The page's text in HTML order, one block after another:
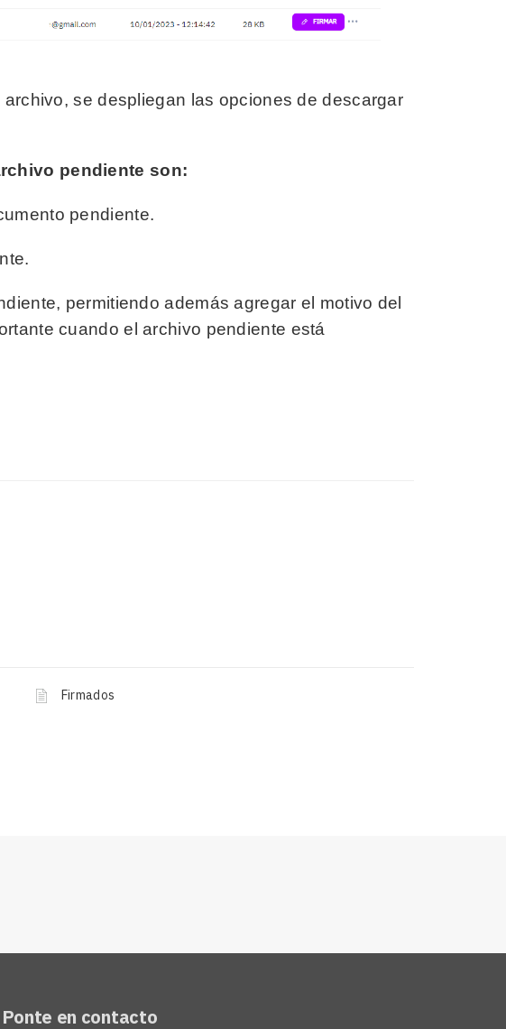
se despliegan las opciones de descargar
pendiente son:
pendiente.
permitiendo además agregar el motivo del
cuando el archivo pendiente está
Firmados
Ponte en contacto